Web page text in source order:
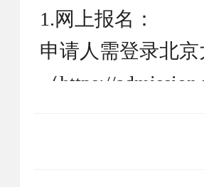
1.网上报名：
申请人需登录北
（https://
报名起止时间为